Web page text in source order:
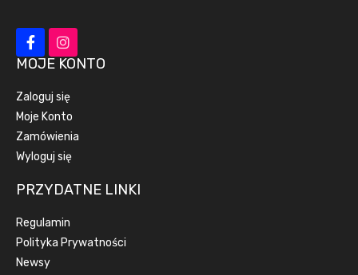
MOJE KONTO
Zaloguj się
Moje Konto
Zamówienia
Wyloguj się
PRZYDATNE LINKI
Regulamin
Polityka Prywatności
Newsy